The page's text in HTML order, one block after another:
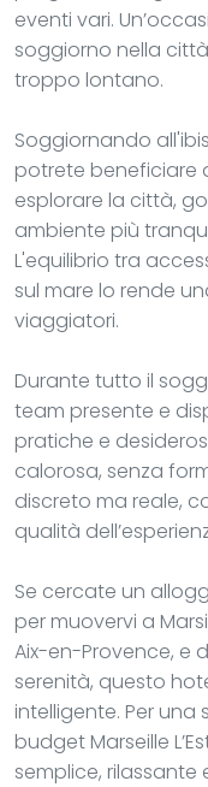
eventi vari.
soggiorno nella
troppo lontano.
Soggiornando
potrete beneficiare
esplorare la città,
ambiente più
L'equilibrio tra
sul mare lo rende
viaggiatori.
Durante tutto il
team presente e
pratiche e
calorosa, senza
discreto ma reale,
qualità
Se cercate un
per muovervi a
Aix-en-Provence, e
serenità, questo
intelligente. Per
budget Marseille
semplice,